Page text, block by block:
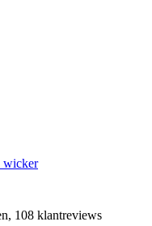
wicker
108 klantreviews